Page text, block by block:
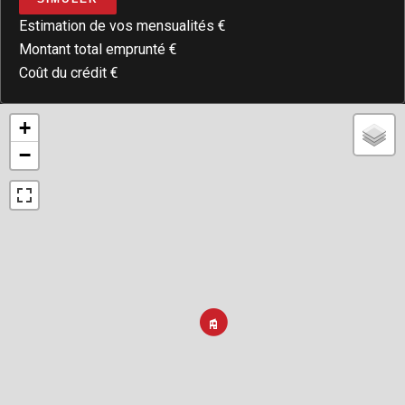
Estimation de vos mensualités €
Montant total emprunté €
Coût du crédit €
+
−